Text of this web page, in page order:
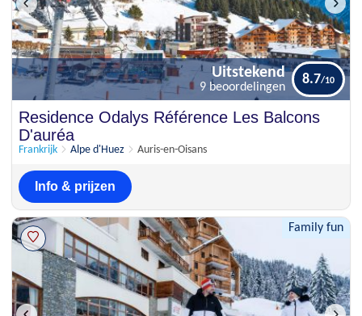
Uitstekend 8.7
Residence Odalys Référence Les Balcons
D'auréa
Frankrijk Alpe d'Huez Auris-en-Oisans
Uitstekend
9 beoordelingen
8.7
Info & prijzen
Family fun